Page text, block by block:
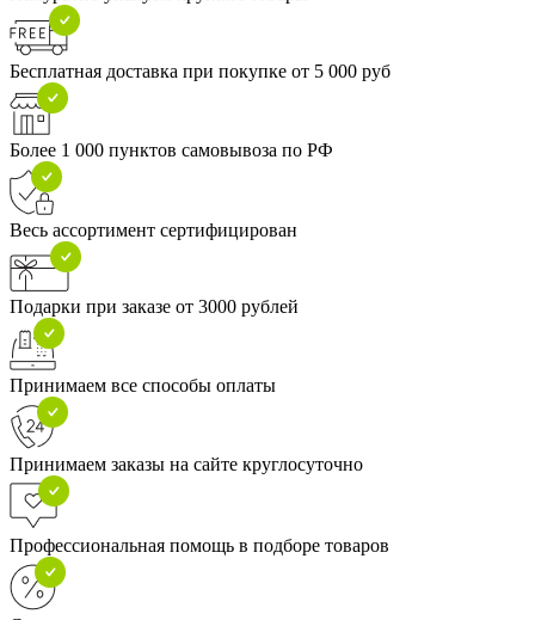
Бесплатная доставка при покупке от 5 000 руб
Более 1 000 пунктов самовывоза по РФ
Весь ассортимент сертифицирован
Подарки при заказе от 3000 рублей
Принимаем все способы оплаты
Принимаем заказы на сайте круглосуточно
Профессиональная помощь в подборе товаров